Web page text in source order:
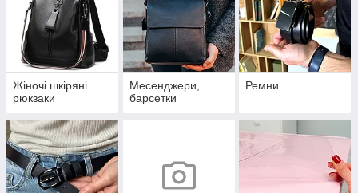
Жіночі шкіряні
рюкзаки
Месенджери,
барсетки
Ремни